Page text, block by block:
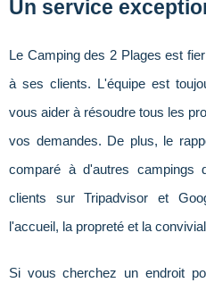
Un service
Le Camping des 2 Plages est
à ses clients. L'équipe est
vous aider à résoudre tous les
vos demandes. De plus, le
comparé à d'autres
clients sur Tripadvisor et
l'accueil, la propreté et la
Si vous cherchez un endroit